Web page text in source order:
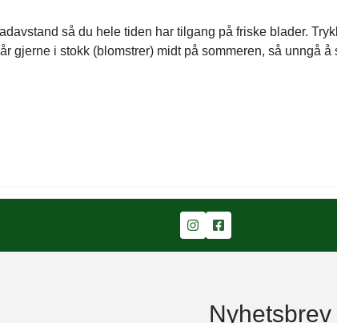
så du hele tiden har tilgang på friske blader.
gjerne i stokk (blomstrer) midt på sommeren, så unngå
Nyhetsbrev